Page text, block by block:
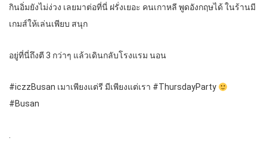
กินอิ่มยังไม่ง่วง เลยมาต่อที่นี่ ฝรั่งเยอะ คนเกาหลี พูดอังกฤษได้ ในร้านมี
เกมส์ให้เล่นเพียบ สนุก
อยู่ที่นี่ถึงตี 3 กว่าๆ แล้วเดินกลับโรงแรม นอน
#iczzBusan เมาเพียงแต่รี มีเพียงแต่เรา #ThursdayParty
#Busan
.